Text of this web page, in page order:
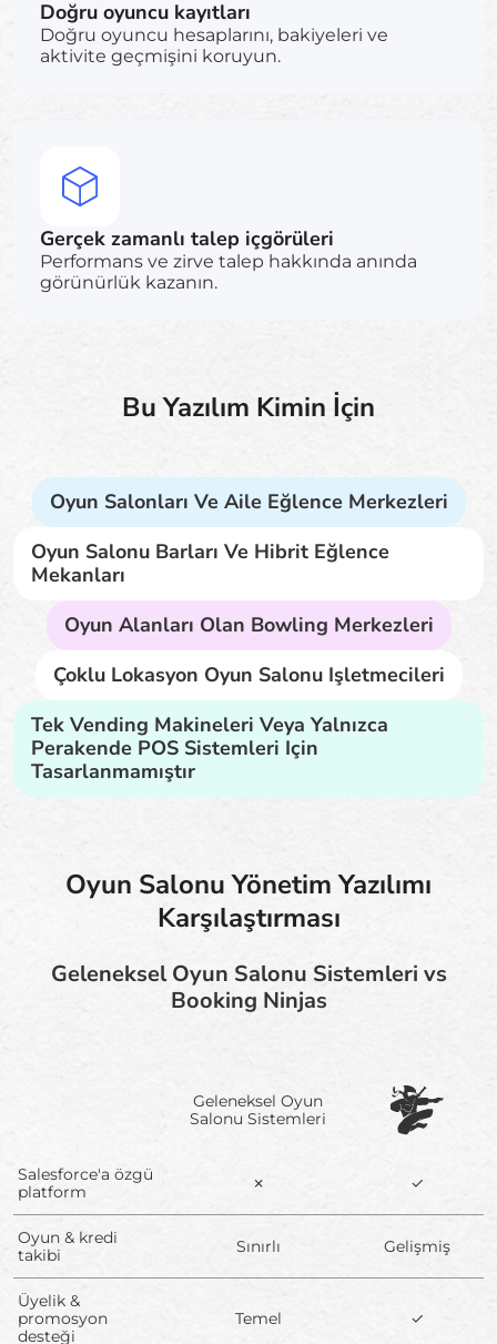
Doğru oyuncu kayıtları
Doğru oyuncu hesaplarını, bakiyeleri ve
aktivite geçmişini koruyun.
Gerçek zamanlı talep içgörüleri
Performans ve zirve talep hakkında anında
görünürlük kazanın.
Bu Yazılım Kimin İçin
Oyun Salonları Ve Aile Eğlence Merkezleri
Oyun Salonu Barları Ve Hibrit Eğlence
Mekanları
Oyun Alanları Olan Bowling Merkezleri
Çoklu Lokasyon Oyun Salonu Işletmecileri
Tek Vending Makineleri Veya Yalnızca
Perakende POS Sistemleri Için
Tasarlanmamıştır
Oyun Salonu Yönetim Yazılımı
Karşılaştırması
Geleneksel Oyun Salonu Sistemleri vs
Booking Ninjas
Geleneksel Oyun
Salonu Sistemleri
Salesforce'a özgü
platform
✗ ✓
Oyun & kredi
takibi
Sınırlı Gelişmiş
Üyelik &
promosyon
desteği
Temel ✓